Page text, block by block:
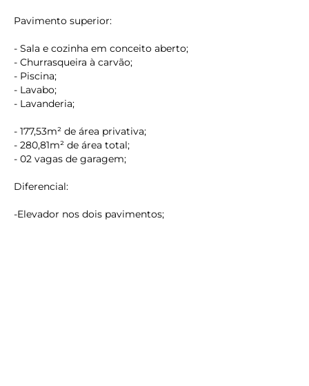
keyboard_backspace
Pavimento superior:
- Sala e cozinha em conceito aberto;
- Churrasqueira à carvão;
- Piscina;
- Lavabo;
- Lavanderia;
- 177,53m² de área privativa;
- 280,81m² de área total;
- 02 vagas de garagem;
Diferencial:
-Elevador nos dois pavimentos;